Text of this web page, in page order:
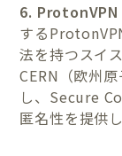
6. ProtonVPN
する
法を持つスイ
CERN（欧州
し、Secure
匿名性を提供し